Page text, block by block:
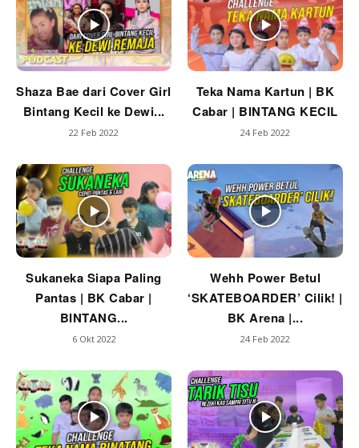
Shaza Bae dari Cover Girl
Bintang Kecil ke Dewi...
22 Feb 2022
Teka Nama Kartun | BK
Cabar | BINTANG KECIL
24 Feb 2022
Sukaneka Siapa Paling
Pantas | BK Cabar |
BINTANG...
6 Okt 2022
Wehh Power Betul
‘SKATEBOARDER’ Cilik! |
BK Arena |...
24 Feb 2022